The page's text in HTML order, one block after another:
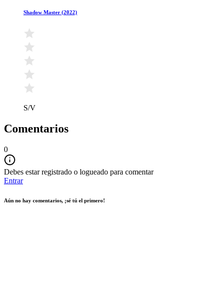
Shadow Master (2022)
S/V
Comentarios
0
Debes estar registrado o logueado para comentar
Entrar
Aún no hay comentarios, ¡sé tú el primero!